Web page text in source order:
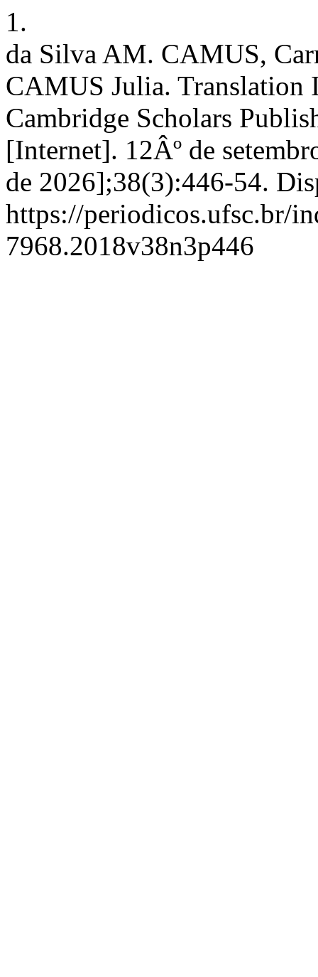
1.
da Silva AM. CAMUS,
CAMUS Julia. Translation
Cambridge Scholars
[Internet]. 12Âº de
de 2026];38(3):446-54.
https://periodicos.ufsc.br/
7968.2018v38n3p446